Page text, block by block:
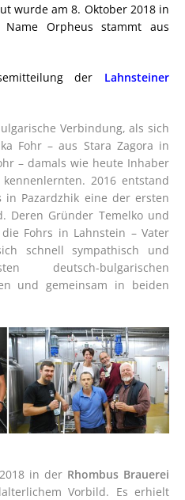
wurde am 8. Oktober 2018 in
Orpheus stammt aus
der Lahnsteiner
Verbindung, als sich
Fohr – aus Stara Zagora in
– damals wie heute Inhaber
kennenlernten. 2016 entstand
in Pazardzhik eine der ersten
Deren Gründer Temelko und
Fohrs in Lahnstein – Vater
schnell sympathisch und
deutsch-bulgarischen
und gemeinsam in beiden
in der Rhombus Brauerei
Vorbild. Es erhielt